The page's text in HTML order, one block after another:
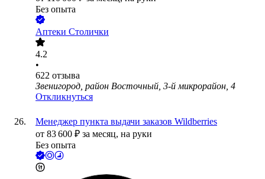
Без опыта
Аптеки Столички
4.2
•
622 отзыва
Звенигород, район Восточный, 3-й микрорайон, 4
Откликнуться
Менеджер пункта выдачи заказов Wildberries
от 83 600 ₽ за месяц, на руки
Без опыта